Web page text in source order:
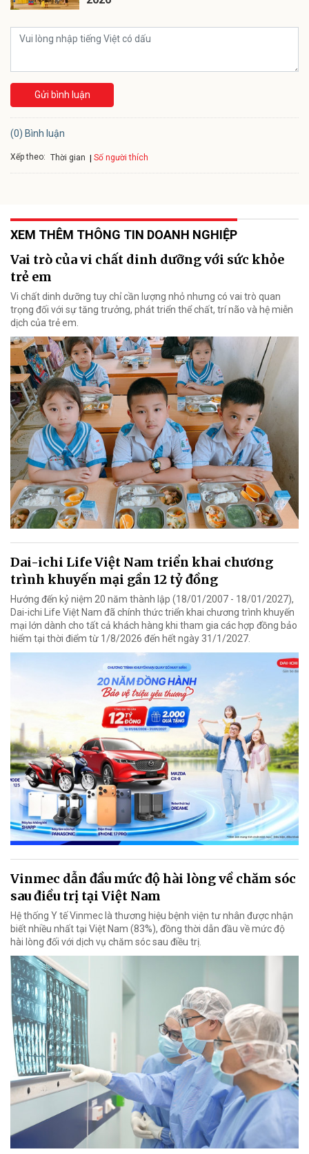
Gửi bình luận
(0) Bình luận
Xếp theo: Thời gian Số người thích
XEM THÊM THÔNG TIN DOANH NGHIỆP
Vai trò của vi chất dinh dưỡng với sức khỏe
trẻ em
Vi chất dinh dưỡng tuy chỉ cần lượng nhỏ nhưng có vai trò quan
trọng đối với sự tăng trưởng, phát triển thể chất, trí não và hệ miễn
dịch của trẻ em.
Dai-ichi Life Việt Nam triển khai chương
trình khuyến mại gần 12 tỷ đồng
Hướng đến kỷ niệm 20 năm thành lập (18/01/2007 - 18/01/2027),
Dai-ichi Life Việt Nam đã chính thức triển khai chương trình khuyến
mại lớn dành cho tất cả khách hàng khi tham gia các hợp đồng bảo
hiểm tại thời điểm từ 1/8/2026 đến hết ngày 31/1/2027.
Vinmec dẫn đầu mức độ hài lòng về chăm sóc
sau điều trị tại Việt Nam
Hệ thống Y tế Vinmec là thương hiệu bệnh viện tư nhân được nhận
biết nhiều nhất tại Việt Nam (83%), đồng thời dẫn đầu về mức độ
hài lòng đối với dịch vụ chăm sóc sau điều trị.